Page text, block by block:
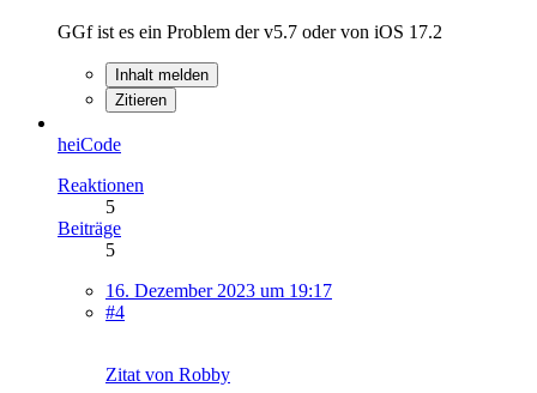
GGf ist es ein Problem der v5.7 oder von iOS 17.2
Inhalt melden
Zitieren
heiCode
Reaktionen
5
Beiträge
5
16. Dezember 2023 um 19:17
#4
Zitat von Robby